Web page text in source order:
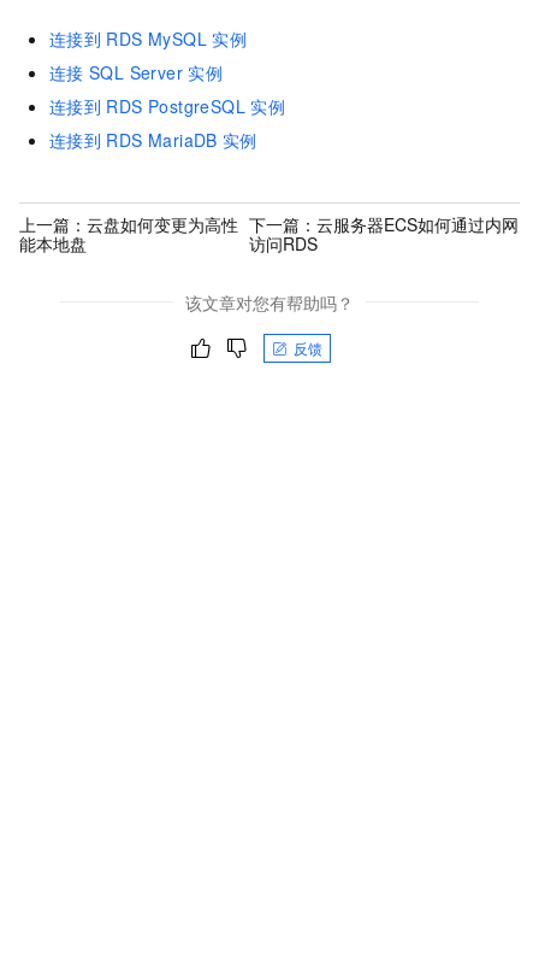
连接到 RDS MySQL 实例
连接 SQL Server 实例
连接到 RDS PostgreSQL 实例
连接到 RDS MariaDB 实例
上一篇： 云盘如何变更为高性
能本地盘
下一篇： 云服务器ECS如何通过内网
访问RDS
该文章对您有帮助吗？
反馈